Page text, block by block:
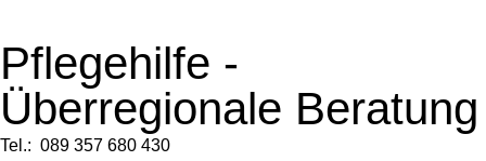
Pflegehilfe -
Überregionale Beratung
Tel.: 089 357 680 430